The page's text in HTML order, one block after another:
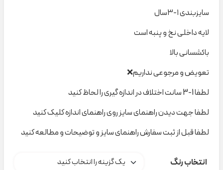
سایزبندی ۱-۳سال
لایه داخلی نخ و پنبه است
باکشسانی بالا
تعویض و مرجوعی نداریم❌
لطفا 1-3 سانت اختلاف در اندازه گیری را لحاظ کنید
لطفا جهت دیدن راهنمای سایز روی راهنمای اندازه کلیک کنید
لطفا قبل از ثبت سفارش راهنمای سایز و توضیحات و مطالعه کنید
انتخاب رنگ